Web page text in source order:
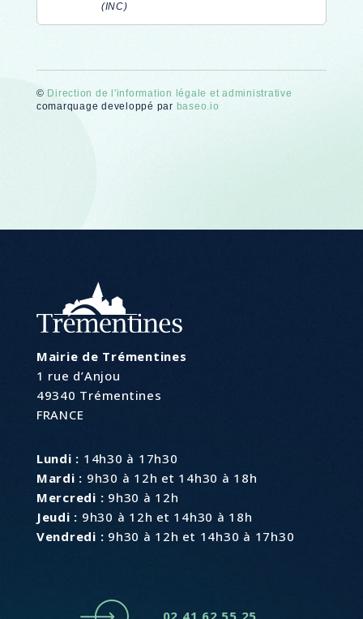
(INC)
© Direction de l'information légale et administrative
comarquage developpé par baseo.io
Mairie de Trémentines
1 rue d’Anjou
49340 Trémentines
FRANCE
Lundi : 14h30 à 17h30
Mardi : 9h30 à 12h et 14h30 à 18h
Mercredi : 9h30 à 12h
Jeudi : 9h30 à 12h et 14h30 à 18h
Vendredi : 9h30 à 12h et 14h30 à 17h30
02 41 62 55 25